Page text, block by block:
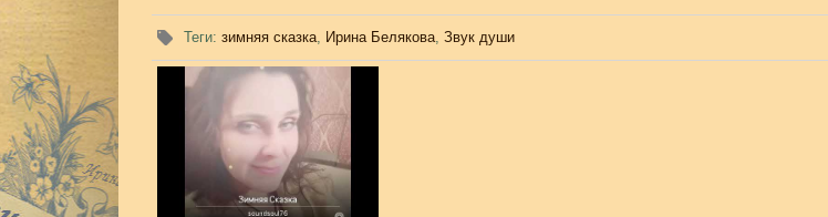
Теги: зимняя сказка, Ирина Белякова, Звук души